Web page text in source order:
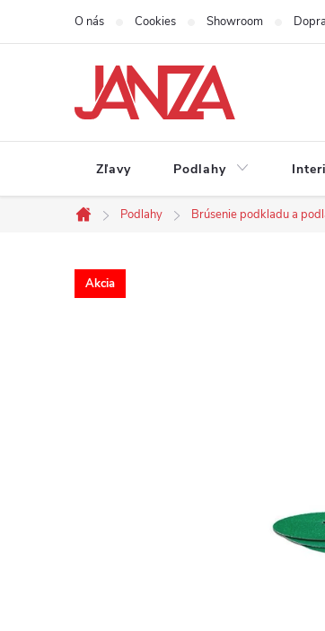
Prejsť na obsah
O nás Cookies Showroom
Zľavy Podlahy
Domov
Podlahy Brúsenie podkladu a
Akcia